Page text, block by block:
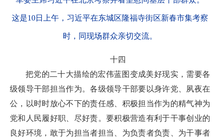
这是10日上午，习近平在东城区隆福寺街区新春市集考察
时，同现场群众亲切交流。
十四
把党的二十大描绘的宏伟蓝图变成美好现实，需要各
级领导干部担当作为。各级领导干部要以身许党、夙夜在
公，以时时放心不下的责任感、积极担当作为的精气神为
党和人民履好职、尽好责。要积极营造有利于干事创业的
良好环境，敢于为担当者担当、为负责者负责、为干事者